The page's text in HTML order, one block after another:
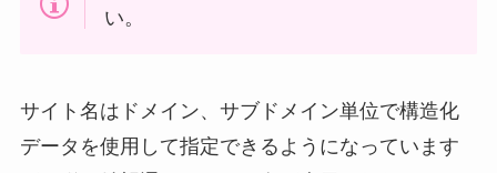
い。
サイト名はドメイン、サブドメイン単位で構造化
データを使用して指定できるようになっています